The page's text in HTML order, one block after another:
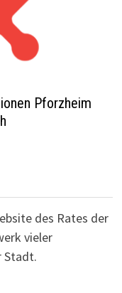
Pforzheim
des Rates der
vieler
Stadt.